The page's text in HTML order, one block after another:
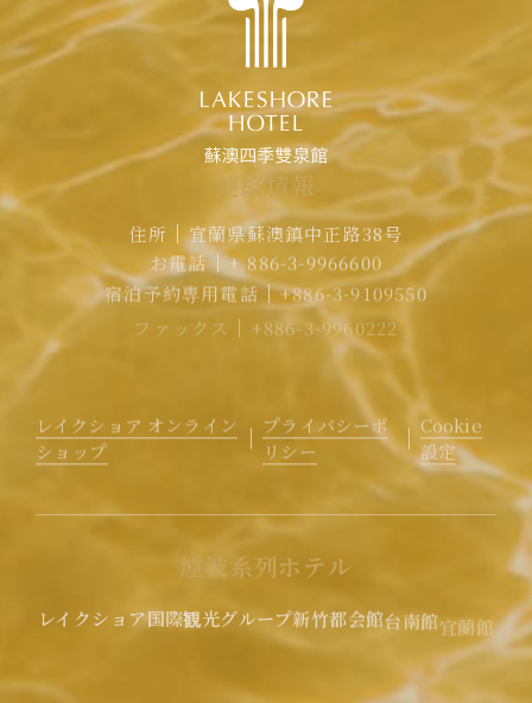
連絡情報
住所
宜蘭県蘇澳鎮中正路38号
お電話
+ 886-3-9966600
宿泊予約専用電話
+886-3-9109550
ファックス
+886-3-9960222
rvsa@lakeshore.com.tw
公式LINE｜クリックしてLINE煙波サポートに参加
レイクショア オンライン
ショップ
プライバシーポ
リシー
Cookie
設定
煙波系列ホテル
レイクショア国際観光グループ新竹都会館台南館宜蘭館